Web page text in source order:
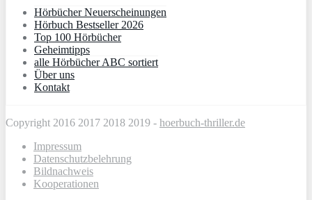
Hörbücher Neuerscheinungen
Hörbuch Bestseller 2026
Top 100 Hörbücher
Geheimtipps
alle Hörbücher ABC sortiert
Über uns
Kontakt
Copyright 2016 2017 2018 2019 - hoerbuch-thriller.de
Impressum
Datenschutzbelehrung
Bildnachweis
Kooperationen